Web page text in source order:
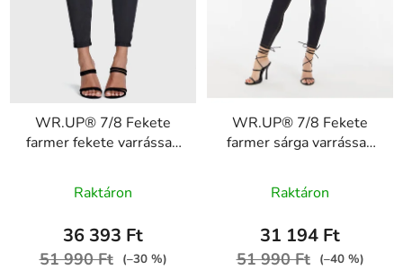
WR.UP® 7/8 Fekete
farmer fekete varrással,
WRUP4RC002ORG,
J7N
Raktáron
36 393 Ft
51 990 Ft (–30 %)
WR.UP® 7/8 Fekete
farmer sárga varrással,
WRUP4RC002ORG,
J7Y
Raktáron
31 194 Ft
51 990 Ft (–40 %)